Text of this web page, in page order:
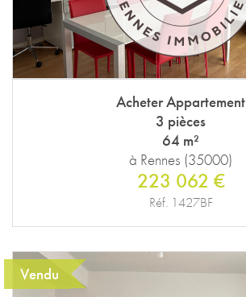
Acheter Appartement
3 pièces
64 m²
à Rennes (35000)
223 062 €
Réf. 1427BF
Vendu